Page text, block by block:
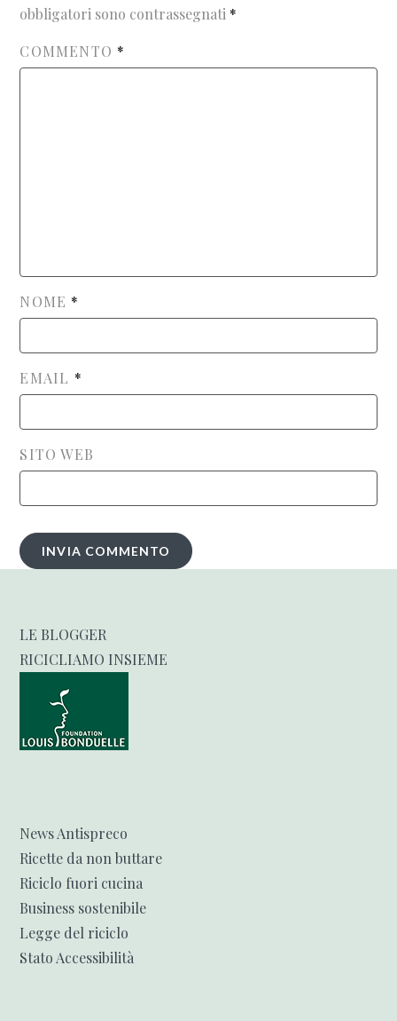
obbligatori sono contrassegnati *
COMMENTO *
NOME *
EMAIL *
SITO WEB
LE BLOGGER
RICICLIAMO INSIEME
News Antispreco
Ricette da non buttare
Riciclo fuori cucina
Business sostenibile
Legge del riciclo
Stato Accessibilità